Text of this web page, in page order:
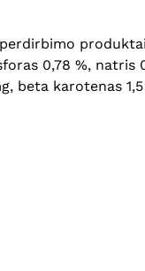
0,78 %, natris
beta karotenas